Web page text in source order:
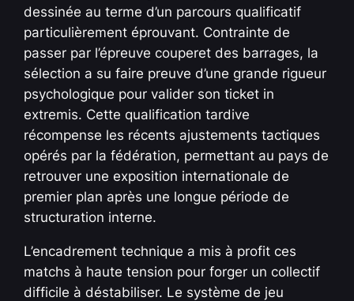
dessinée au terme d’un parcours qualificatif
particulièrement éprouvant. Contrainte de
passer par l’épreuve couperet des barrages, la
sélection a su faire preuve d’une grande rigueur
psychologique pour valider son ticket in
extremis. Cette qualification tardive
récompense les récents ajustements tactiques
opérés par la fédération, permettant au pays de
retrouver une exposition internationale de
premier plan après une longue période de
structuration interne.
L’encadrement technique a mis à profit ces
matchs à haute tension pour forger un collectif
difficile à déstabiliser. Le système de jeu